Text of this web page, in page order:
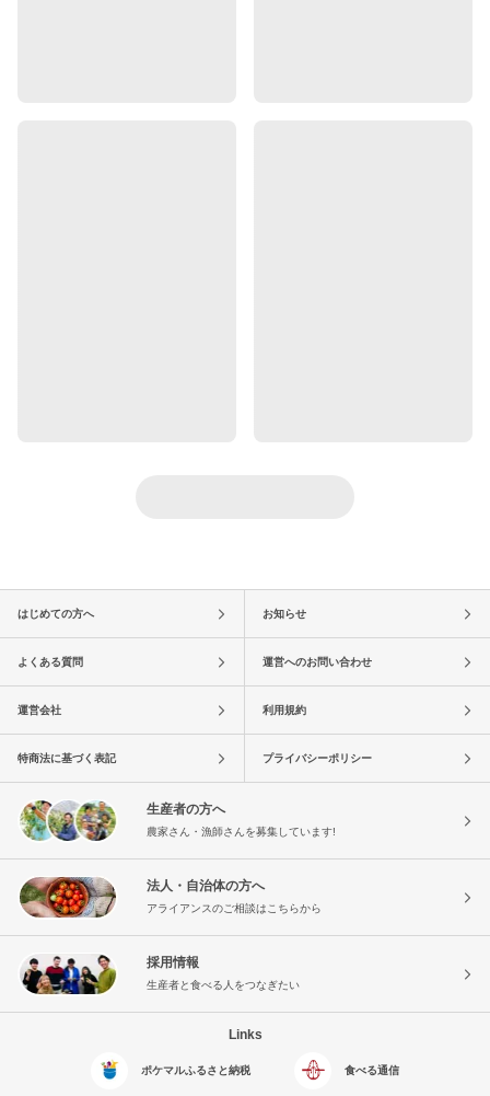
はじめての方へ お知らせ
よくある質問 運営へのお問い合わせ
運営会社 利用規約
特商法に基づく表記 プライバシーポリシー
生産者の方へ
農家さん・漁師さんを募集しています!
法人・自治体の方へ
アライアンスのご相談はこちらから
採用情報
生産者と食べる人をつなぎたい
Links
ポケマルふるさと納税 食べる通信